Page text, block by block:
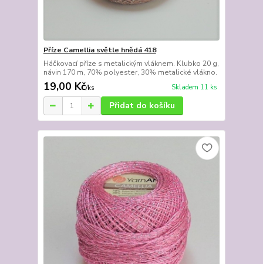
Příze Camellia světle hnědá 418
Háčkovací příze s metalickým vláknem. Klubko 20 g,
návin 170 m, 70% polyester, 30% metalické vlákno.
19,00 Kč/ks Skladem 11 ks
Přidat do košíku